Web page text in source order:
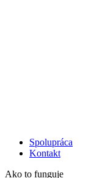
Spolupráca
Kontakt
Ako to funguje